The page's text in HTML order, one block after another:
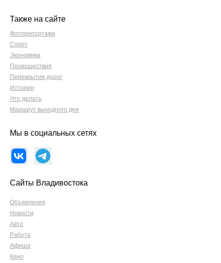
Также на сайте
Фоторепортажи
Спорт
Экономика
Происшествия
Перекрытия дорог
Истории
Что делать
Маршрут выходного дня
Мы в социальных сетях
Сайты Владивостока
Объявления
Новости
Авто
Работа
Афиша
Кино